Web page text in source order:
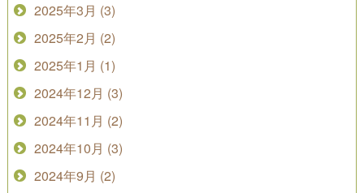
2025年3月 (3)
2025年2月 (2)
2025年1月 (1)
2024年12月 (3)
2024年11月 (2)
2024年10月 (3)
2024年9月 (2)